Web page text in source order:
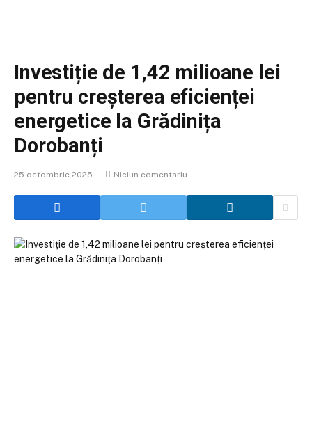
Investiție de 1,42 milioane lei
pentru creșterea eficienței
energetice la Grădinița
Dorobanți
25 octombrie 2025 Niciun comentariu